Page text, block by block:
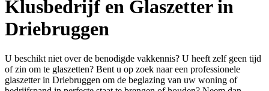
Klusbedrijf en Glaszetter in
Driebruggen
U beschikt niet over de benodigde vakkennis? U heeft zelf geen tijd
of zin om te glaszetten? Bent u op zoek naar een professionele
glaszetter in Driebruggen om de beglazing van uw woning of